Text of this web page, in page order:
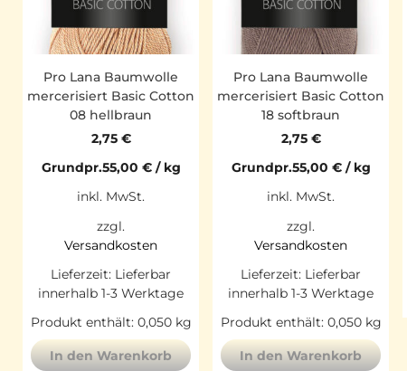
Pro Lana Baumwolle
mercerisiert Basic Cotton
08 hellbraun
2,75 €
Grundpr.55,00 €/ kg
inkl. MwSt.
zzgl.
Versandkosten
Lieferzeit: Lieferbar
innerhalb 1-3 Werktage
Produkt enthält: 0,050 kg
In den Warenkorb
Pro Lana Baumwolle
mercerisiert Basic Cotton
18 softbraun
2,75 €
Grundpr.55,00 €/ kg
inkl. MwSt.
zzgl.
Versandkosten
Lieferzeit: Lieferbar
innerhalb 1-3 Werktage
Produkt enthält: 0,050 kg
In den Warenkorb